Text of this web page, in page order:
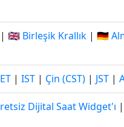
| 🇬🇧 Birleşik Krallık | 🇩🇪
| IST | Çin (CST) | JST |
Dijital Saat Widget'ı |